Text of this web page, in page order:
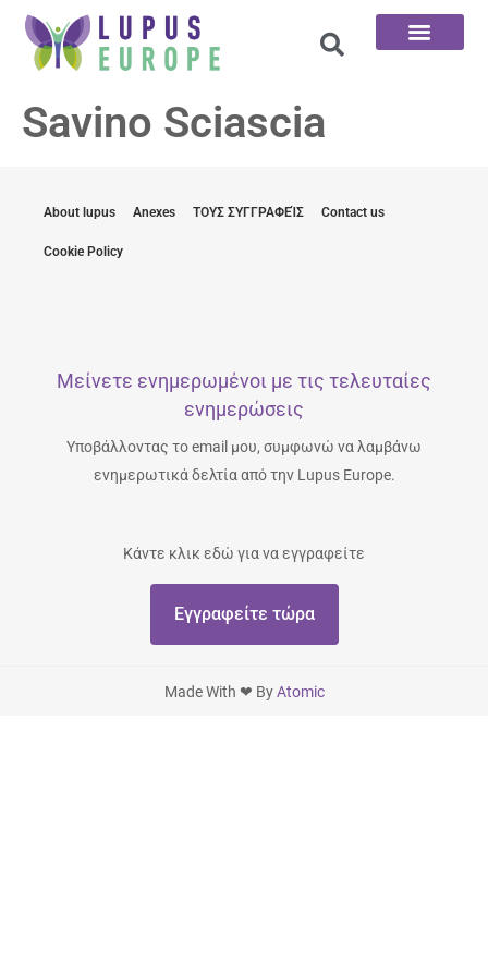
Savino Sciascia
About lupus Anexes ΤΟΥΣ ΣΥΓΓΡΑΦΕΊΣ Contact us
Cookie Policy
Μείνετε ενημερωμένοι με τις τελευταίες
ενημερώσεις
Υποβάλλοντας το email μου, συμφωνώ να λαμβάνω
ενημερωτικά δελτία από την Lupus Europe.
Κάντε κλικ εδώ για να εγγραφείτε
Εγγραφείτε τώρα
Made With ❤ ByAtomic